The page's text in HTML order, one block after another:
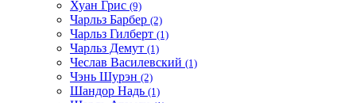
Хуан Грис (9)
Чарльз Барбер (2)
Чарльз Гилберт (1)
Чарльз Демут (1)
Чеслав Василевский (1)
Чэнь Шурэн (2)
Шандор Надь (1)